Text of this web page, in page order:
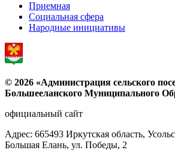
Приемная
Социальная сфера
Народные инициативы
© 2026 «Администрация сельского
Большееланского Муниципального
официальный сайт
Адрес: 665493 Иркутская область,
Большая Елань, ул. Победы, 2